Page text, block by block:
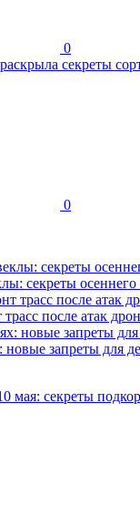
0
секреты
0
секреты
после атак
запреты для
мая: секреты